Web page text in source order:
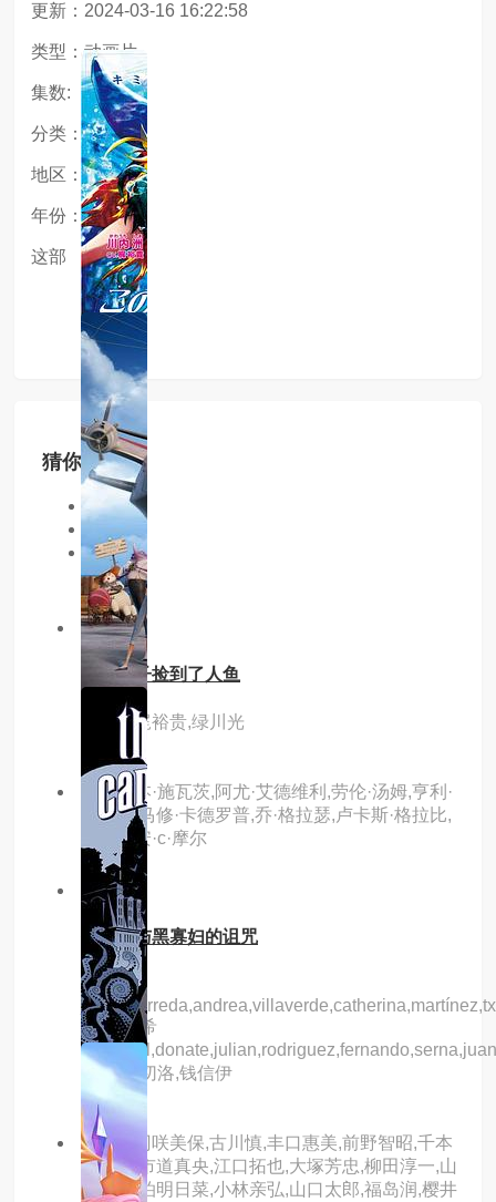
更新：2024-03-16 16:22:58
类型：动画片
集数:
分类：动画片
地区：韩国
年份：2022
这部
猜你喜欢
同类型
同地区
同年份
7.0分 hd
这个男子捡到了人鱼
主演：梶裕贵,绿川光
主演：本·施瓦茨,阿尤·艾德维利,劳伦·汤姆,亨利·
罗林斯,马修·卡德罗普,乔·格拉瑟,卢卡斯·格拉比,
艾德丽安·c·摩尔
7.0分 hd
孙神探与黑寡妇的诅咒
主演：
维森特·希
尔
伊恩·巴切洛,钱信伊
主演：冈咲美保,古川慎,丰口惠美,前野智昭,千本
木彩花,市道真央,江口拓也,大塚芳忠,柳田淳一,山
本兼平,泊明日菜,小林亲弘,山口太郎,福岛润,樱井